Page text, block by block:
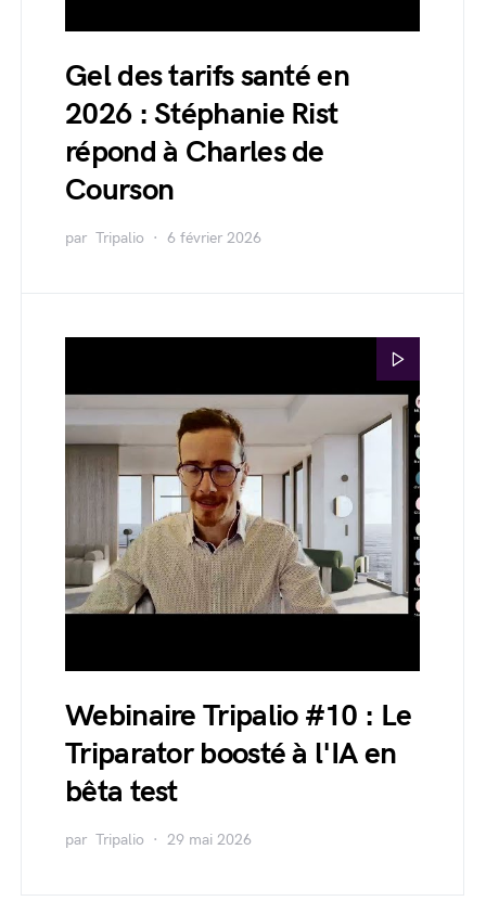
Gel des tarifs santé en
2026 : Stéphanie Rist
répond à Charles de
Courson
par Tripalio 6 février 2026
Webinaire Tripalio #10 : Le
Triparator boosté à l'IA en
bêta test
par Tripalio 29 mai 2026